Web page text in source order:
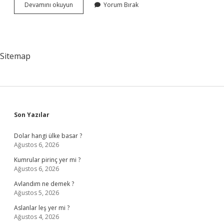
Devamını okuyun
Sağlıklı
Yorum Bırak
Sitemap
Sidebar
Son Yazılar
Dolar hangi ülke basar ?
Ağustos 6, 2026
Kumrular pirinç yer mi ?
Ağustos 6, 2026
Avlandım ne demek ?
Ağustos 5, 2026
Aslanlar leş yer mi ?
Ağustos 4, 2026